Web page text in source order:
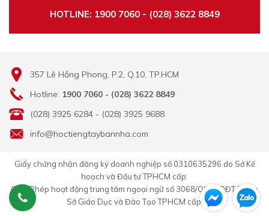
HOTLINE: 1900 7060 - (028) 3622 8849
357 Lê Hồng Phong, P.2, Q.10, TP.HCM
Hotline: 1900 7060 - (028) 3622 8849
(028) 3925 6284 - (028) 3925 9688
info@hoctiengtaybannha.com
Giấy chứng nhận đăng ký doanh nghiệp số 0310635296 do Sở Kế
hoạch và Đầu tư TPHCM cấp.
Giấy Phép hoạt động trung tâm ngoại ngữ số 3068/QĐ-GDĐT-TC do
Sở Giáo Dục và Đào Tạo TPHCM cấp.